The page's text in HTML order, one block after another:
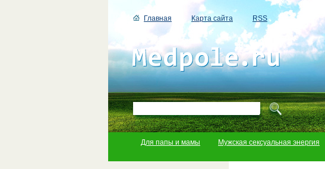
Главная Карта сайта RSS
Для папы и мамы Мужская сексуальная энергия